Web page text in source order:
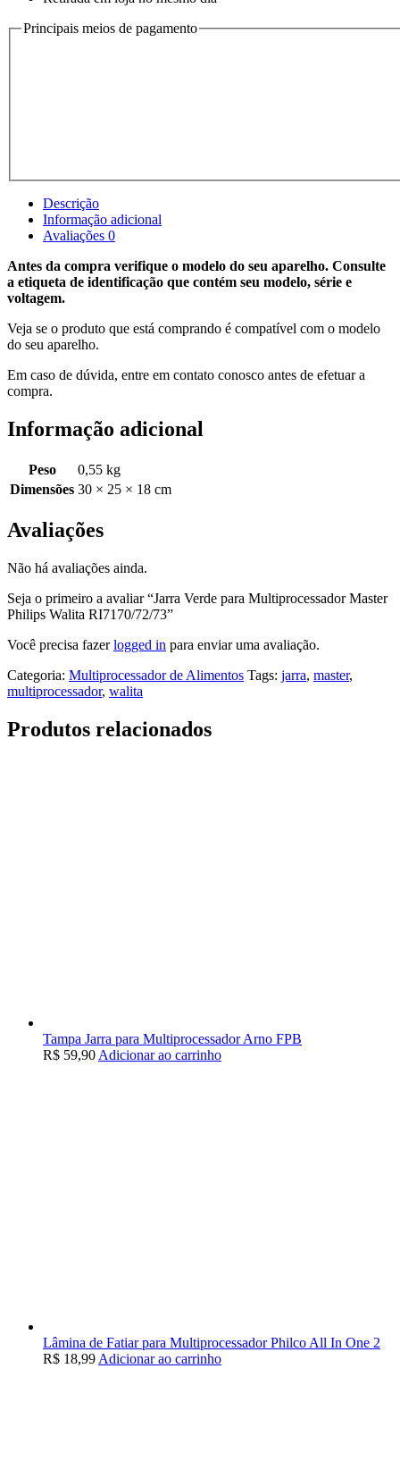
Principais meios de pagamento
Descrição
Informação adicional
Avaliações 0
Antes da compra verifique o modelo do seu aparelho. Consulte
a etiqueta de identificação que contém seu modelo, série e
voltagem.
Veja se o produto que está comprando é compatível com o modelo
do seu aparelho.
Em caso de dúvida, entre em contato conosco antes de efetuar a
compra.
Informação adicional
Peso
0,55 kg
Dimensões 30 × 25 × 18 cm
Avaliações
Não há avaliações ainda.
Seja o primeiro a avaliar “Jarra Verde para Multiprocessador Master
Philips Walita RI7170/72/73”
Você precisa fazerlogged in para enviar uma avaliação.
Categoria: Multiprocessador de Alimentos Tags: jarra, master,
multiprocessador, walita
Produtos relacionados
Tampa Jarra para Multiprocessador Arno FPB
R$ 59,90 Adicionar ao carrinho
Lâmina de Fatiar para Multiprocessador Philco All In One 2
R$ 18,99 Adicionar ao carrinho